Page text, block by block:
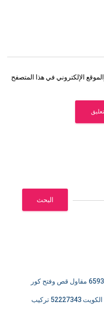
الإلكتروني في هذا المتصفح
البحث
فني تركيب شتر يدوي وكهربائي الكويت 52227343 تركيب